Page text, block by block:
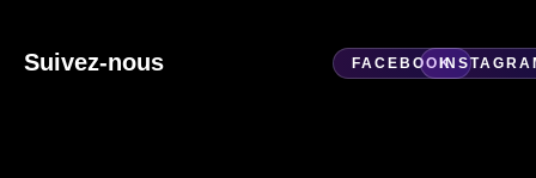
Suivez-nous FACEBOOK